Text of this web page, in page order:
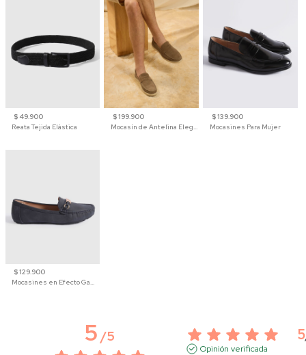
$ 49.900
Reata Tejida Elástica
$ 199.900
Mocasín de Antelina Elegante con Suela de Contraste Para Hombre
$ 139.900
Mocasines Para Mujer
$ 129.900
Mocasines en Efecto Gamuzado Para Mujer
5/5 5
Opinión verificada